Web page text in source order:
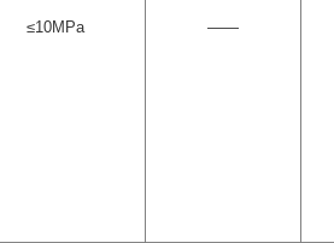
≤10MPa ——